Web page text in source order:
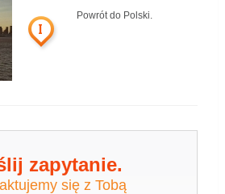
I
Powrót do Polski.
zapytanie.
się z Tobą